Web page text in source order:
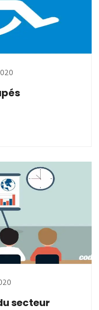
secteur